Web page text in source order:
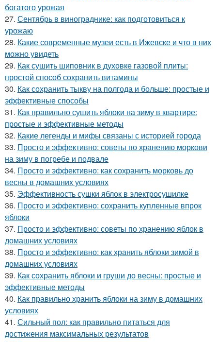
богатого урожая
27. Сентябрь в винограднике: как подготовиться к
урожаю
28. Какие современные музеи есть в Ижевске и что в них
можно увидеть
29. Как сушить шиповник в духовке газовой плиты:
простой способ сохранить витамины
30. Как сохранить тыкву на полгода и больше: простые и
эффективные способы
31. Как правильно сушить яблоки на зиму в квартире:
простые и эффективные методы
32. Какие легенды и мифы связаны с историей города
33. Просто и эффективно: советы по хранению моркови
на зиму в погребе и подвале
34. Просто и эффективно: как сохранить морковь до
весны в домашних условиях
35. Эффективность сушки яблок в электросушилке
36. Просто и эффективно: сохранить купленные впрок
яблоки
37. Просто и эффективно: советы по хранению яблок в
домашних условиях
38. Просто и эффективно: как хранить яблоки зимой в
домашних условиях
39. Как сохранить яблоки и груши до весны: простые и
эффективные методы
40. Как правильно хранить яблоки на зиму в домашних
условиях
41. Сильный пол: как правильно питаться для
достижения максимальных результатов